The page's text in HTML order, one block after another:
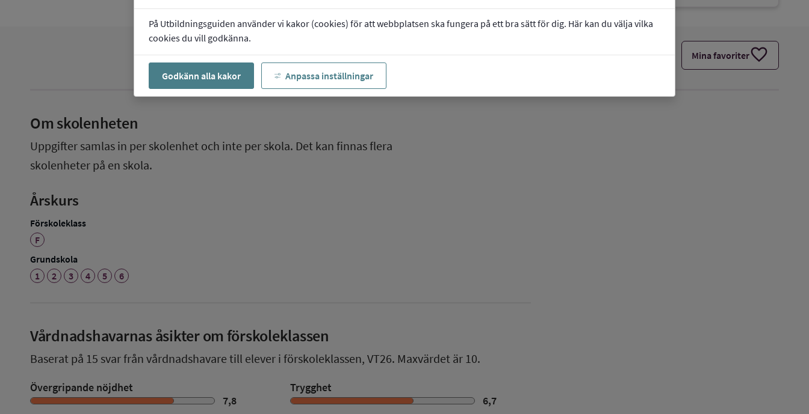
På Utbildningsguiden använder vi kakor (cookies) för att webbplatsen ska fungera på ett bra sätt för dig. Här kan du välja vilka
cookies du vill godkänna.
Godkänn alla kakor Anpassa inställningar
Mina favoriterfavorite
Om skolenheten
Uppgifter samlas in per skolenhet och inte per skola. Det kan finnas flera
skolenheter på en skola.
Årskurs
Förskoleklass
F
Grundskola
1
2 3 4 5 6
Vårdnadshavarnas åsikter om förskoleklassen
Baserat på 15 svar från vårdnadshavare till elever i förskoleklassen, VT26. Maxvärdet är 10.
Övergripande nöjdhet
7,8
Trygghet
6,7